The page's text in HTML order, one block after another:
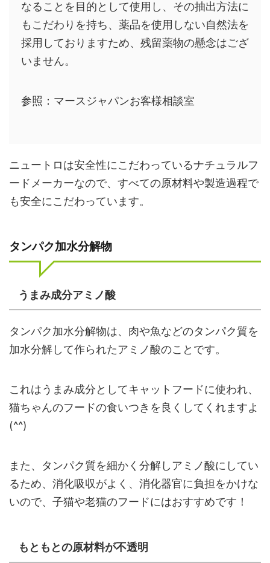
なることを目的として使用し、その抽出方法に
もこだわりを持ち、薬品を使用しない自然法を
採用しておりますため、残留薬物の懸念はござ
いません。
参照：マースジャパンお客様相談室
ニュートロは安全性にこだわっているナチュラルフ
ードメーカーなので、すべての原材料や製造過程で
も安全にこだわっています。
タンパク加水分解物
うまみ成分アミノ酸
タンパク加水分解物は、肉や魚などのタンパク質を
加水分解して作られたアミノ酸のことです。
これはうまみ成分としてキャットフードに使われ、
猫ちゃんのフードの食いつきを良くしてくれますよ
(^^)
また、タンパク質を細かく分解しアミノ酸にしてい
るため、消化吸収がよく、消化器官に負担をかけな
いので、子猫や老猫のフードにはおすすめです！
もともとの原材料が不透明